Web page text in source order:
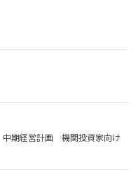
中期経営計画 機関投資家向け